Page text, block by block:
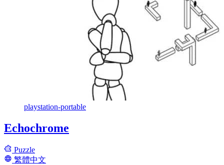
playstation-portable
Echochrome
Puzzle
繁體中文